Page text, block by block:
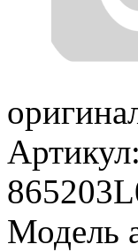
Артикул:
Модель